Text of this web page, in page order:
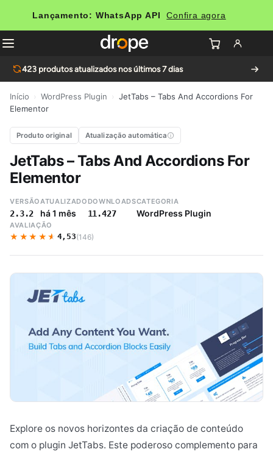
Lançamento: WhatsApp API Confira agora
423 produtos atualizados nos últimos 7 dias
Início WordPress Plugin
JetTabs – Tabs And Accordions For
Elementor
Produto original Atualização automática
JetTabs – Tabs And Accordions For
Elementor
VERSÃO
2.3.2
ATUALIZADO
há 1 mês
DOWNLOADS
11.427
CATEGORIA
WordPress Plugin
AVALIAÇÃO
★★★★★
★★★★★ 4,53(146)
Explore os novos horizontes da criação de conteúdo
com o plugin JetTabs. Este poderoso complemento para